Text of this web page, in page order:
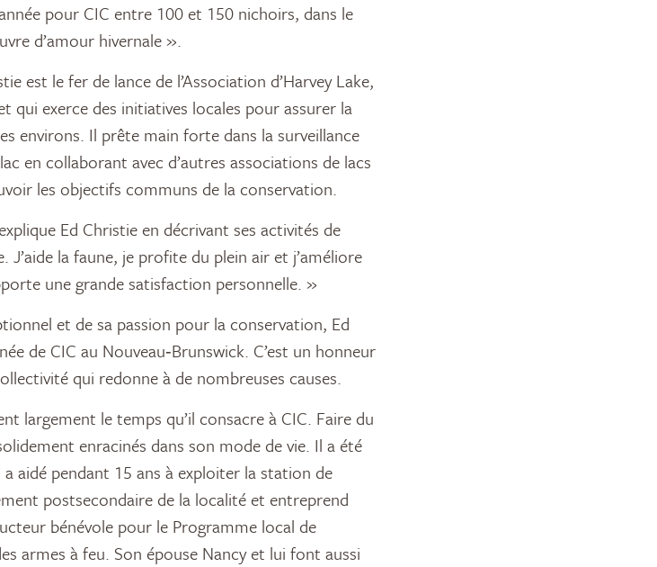
pour CIC entre 100 et 150 nichoirs, dans le
d’amour hivernale ».
est le fer de lance de l’Association d’Harvey Lake,
qui exerce des initiatives locales pour assurer la
environs. Il prête main forte dans la surveillance
en collaborant avec d’autres associations de lacs
les objectifs communs de la conservation.
Ed Christie en décrivant ses activités de
la faune, je profite du plein air et j’améliore
une grande satisfaction personnelle. »
et de sa passion pour la conservation, Ed
de CIC au Nouveau‑Brunswick. C’est un honneur
qui redonne à de nombreuses causes.
largement le temps qu’il consacre à CIC. Faire du
enracinés dans son mode de vie. Il a été
aidé pendant 15 ans à exploiter la station de
postsecondaire de la localité et entreprend
bénévole pour le Programme local de
armes à feu. Son épouse Nancy et lui font aussi